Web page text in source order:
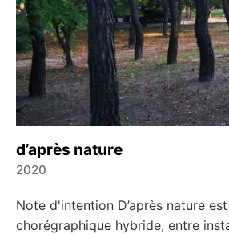
d’après nature
2020
Note d'intention D’après nature
chorégraphique hybride, entre